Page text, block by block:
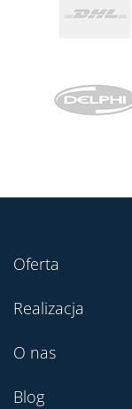
Oferta
Realizacja
O nas
Blog